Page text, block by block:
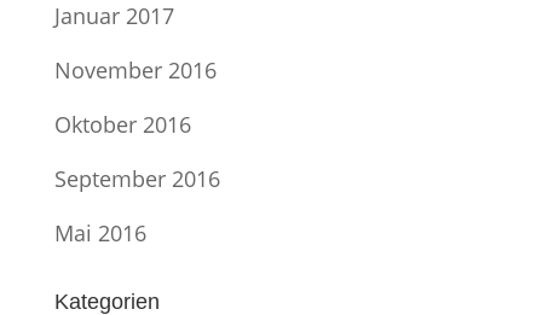
Januar 2017
November 2016
Oktober 2016
September 2016
Mai 2016
Kategorien